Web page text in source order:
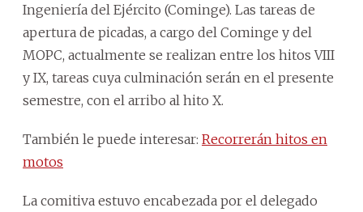
Ingeniería del Ejército (Cominge). Las tareas de
apertura de picadas, a cargo del Cominge y del
MOPC, actualmente se realizan entre los hitos VIII
y IX, tareas cuya culminación serán en el presente
semestre, con el arribo al hito X.
También le puede interesar: Recorrerán hitos en
motos
La comitiva estuvo encabezada por el delegado